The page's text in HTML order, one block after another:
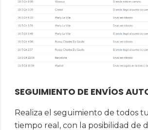
SEGUIMIENTO DE ENVÍOS
Realiza el seguimiento de todos
tiempo real, con la posibilidad de